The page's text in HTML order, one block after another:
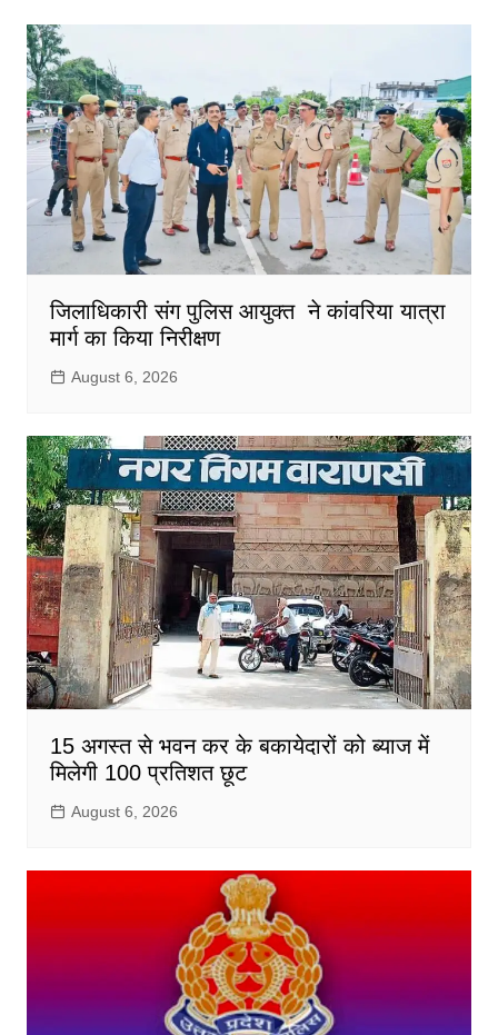
जिलाधिकारी संग पुलिस आयुक्त ने कांवरिया यात्रा
मार्ग का किया निरीक्षण
August 6, 2026
15 अगस्त से भवन कर के बकायेदारों को ब्याज में
मिलेगी 100 प्रतिशत छूट
August 6, 2026